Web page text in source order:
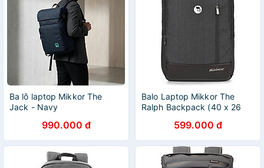
Ba lô laptop Mikkor The
Jack - Navy
990.000 đ
Balo Laptop Mikkor The
Ralph Backpack (40 x 26
599.000 đ